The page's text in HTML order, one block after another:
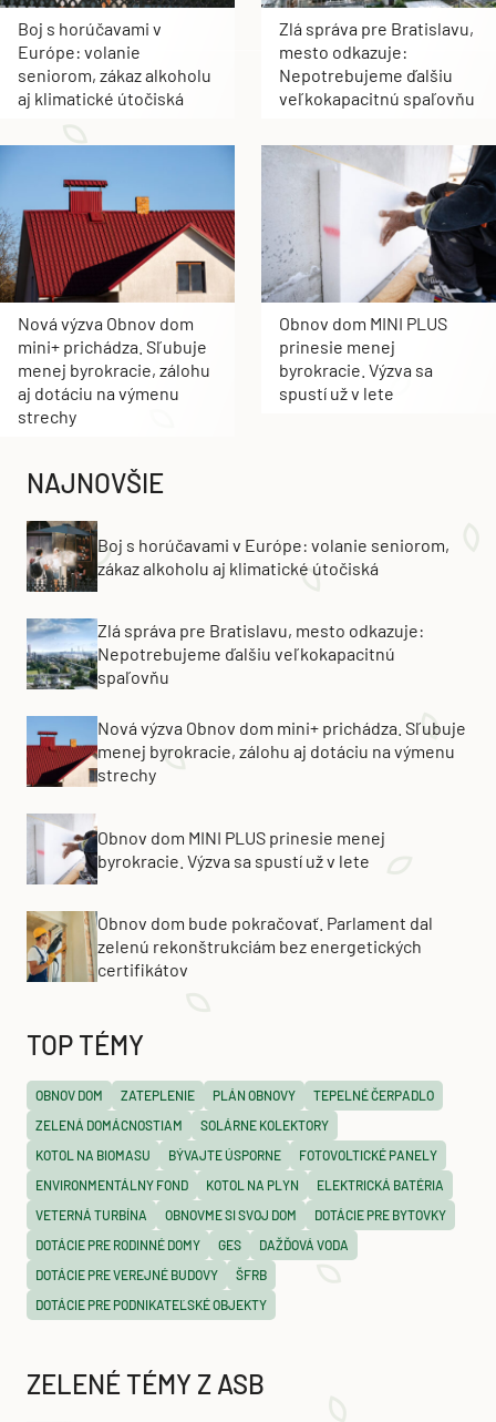
Boj s horúčavami v
Európe: volanie
seniorom, zákaz alkoholu
aj klimatické útočiská
Zlá správa pre Bratislavu,
mesto odkazuje:
Nepotrebujeme ďalšiu
veľkokapacitnú spaľovňu
Nová výzva Obnov dom
mini+ prichádza. Sľubuje
menej byrokracie, zálohu
aj dotáciu na výmenu
strechy
Obnov dom MINI PLUS
prinesie menej
byrokracie. Výzva sa
spustí už v lete
NAJNOVŠIE
Boj s horúčavami v Európe: volanie seniorom,
zákaz alkoholu aj klimatické útočiská
Zlá správa pre Bratislavu, mesto odkazuje:
Nepotrebujeme ďalšiu veľkokapacitnú
spaľovňu
Nová výzva Obnov dom mini+ prichádza. Sľubuje
menej byrokracie, zálohu aj dotáciu na výmenu
strechy
Obnov dom MINI PLUS prinesie menej
byrokracie. Výzva sa spustí už v lete
Obnov dom bude pokračovať. Parlament dal
zelenú rekonštrukciám bez energetických
certifikátov
TOP TÉMY
OBNOV DOM ZATEPLENIE PLÁN OBNOVY
TEPELNÉ ČERPADLO
ZELENÁ DOMÁCNOSTIAM
SOLÁRNE KOLEKTORY
KOTOL NA BIOMASU
BÝVAJTE ÚSPORNE
FOTOVOLTICKÉ PANELY
ENVIRONMENTÁLNY FOND
KOTOL NA PLYN
ELEKTRICKÁ BATÉRIA
VETERNÁ TURBÍNA
OBNOVME SI SVOJ DOM
DOTÁCIE PRE BYTOVKY
DOTÁCIE PRE RODINNÉ DOMY
GES
DAŽĎOVÁ VODA
DOTÁCIE PRE VEREJNÉ BUDOVY
ŠFRB
DOTÁCIE PRE PODNIKATEĽSKÉ OBJEKTY
ZELENÉ TÉMY Z ASB